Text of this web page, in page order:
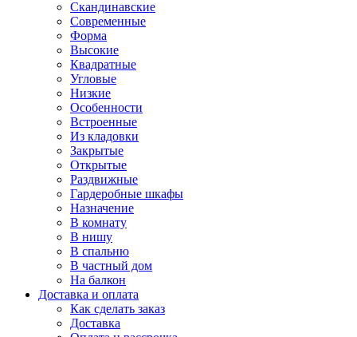
Скандинавские
Современные
Форма
Высокие
Квадратные
Угловые
Низкие
Особенности
Встроенные
Из кладовки
Закрытые
Открытые
Раздвижные
Гардеробные шкафы
Назначение
В комнату
В нишу
В спальню
В частный дом
На балкон
Доставка и оплата
Как сделать заказ
Доставка